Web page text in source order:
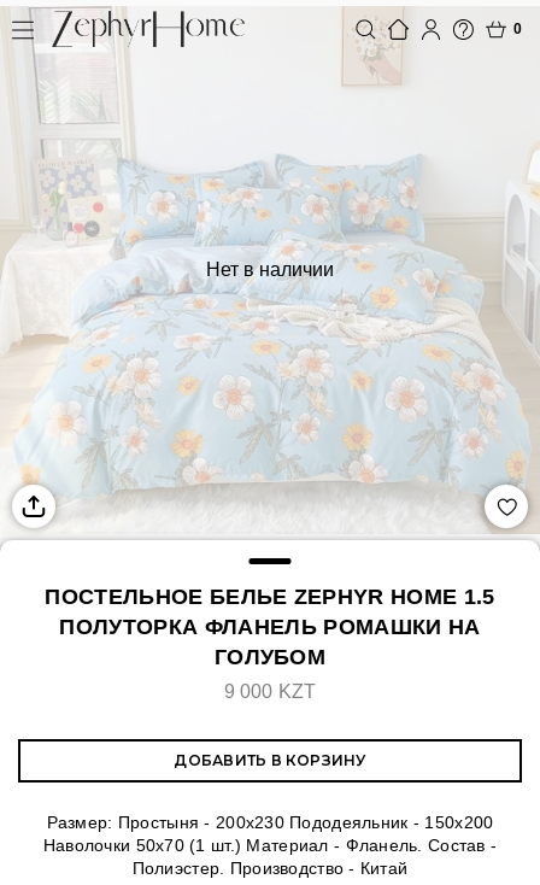
0
Нет в наличии
ПОСТЕЛЬНОЕ БЕЛЬЕ ZEPHYR HOME 1.5
ПОЛУТОРКА ФЛАНЕЛЬ РОМАШКИ НА
ГОЛУБОМ
9 000 KZT
ДОБАВИТЬ В КОРЗИНУ
Размер: Простыня - 200х230 Пододеяльник - 150х200
Наволочки 50х70 (1 шт.) Материал - Фланель. Состав -
Полиэстер. Производство - Китай